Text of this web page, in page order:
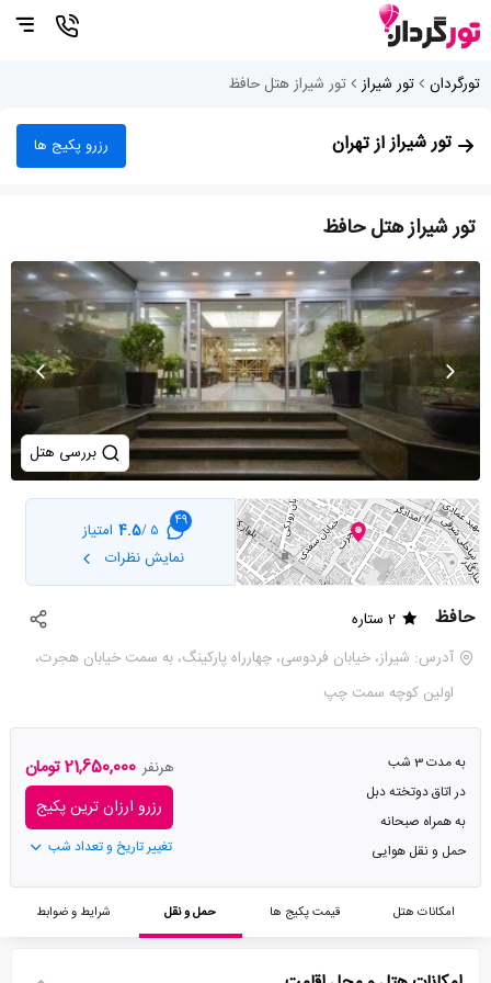
تورگردان تور شیراز تور شیراز هتل حافظ
تور شیرازاز تهران رزرو پکیج ها
تور شیراز هتل حافظ
بررسی هتل
49
5 /
4.5 امتیاز
نمایش نظرات
حافظ
2 ستاره
آدرس: شیراز، خیابان فردوسی، چهارراه پارکینگ، به سمت خیابان هجرت،
اولین کوچه سمت چپ
به مدت 3 شب
در اتاق دوتخته دبل
به همراه صبحانه
حمل و نقل هوایی
هرنفر 21,650,000 تومان
رزرو ارزان ترین پکیج
تغییر تاریخ و تعداد شب
امکانات هتل قیمت پکیج ها حمل و نقل شرایط و ضوابط